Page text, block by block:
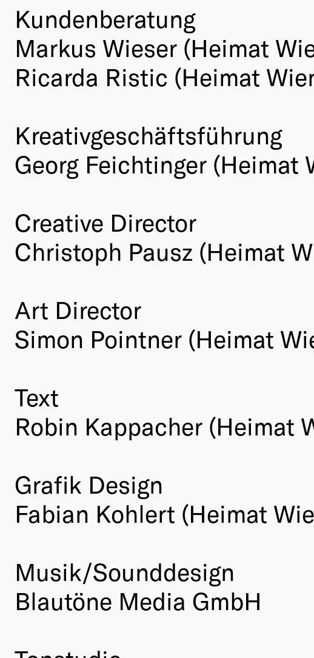
Kundenberatung
Markus Wieser (Heimat
Ricarda Ristic (Heimat
Kreativgeschäftsführung
Georg Feichtinger (Heimat
Creative Director
Christoph Pausz (Heimat
Art Director
Simon Pointner (Heimat
Text
Robin Kappacher (Heimat
Grafik Design
Fabian Kohlert (Heimat
Musik/Sounddesign
Blautöne Media GmbH